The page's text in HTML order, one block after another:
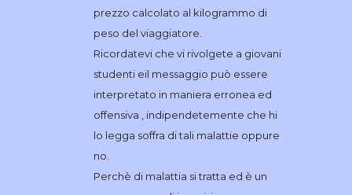
prezzo calcolato al kilogrammo di
peso del viaggiatore.
Ricordatevi che vi rivolgete a giovani
studenti eil messaggio può essere
interpretato in maniera erronea ed
offensiva , indipendetemente che hi
lo legga soffra di tali malattie oppure
no.
Perchè di malattia si tratta ed è un